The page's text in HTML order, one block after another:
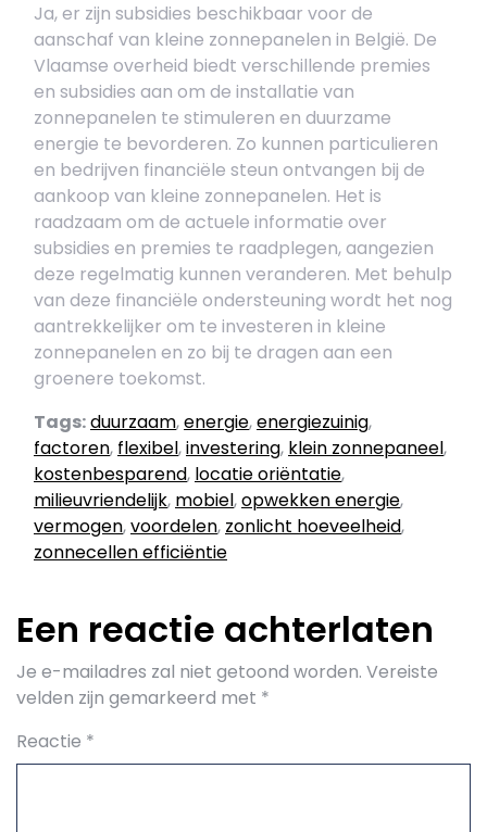
Ja, er zijn subsidies beschikbaar voor de
aanschaf van kleine zonnepanelen in België. De
Vlaamse overheid biedt verschillende premies
en subsidies aan om de installatie van
zonnepanelen te stimuleren en duurzame
energie te bevorderen. Zo kunnen particulieren
en bedrijven financiële steun ontvangen bij de
aankoop van kleine zonnepanelen. Het is
raadzaam om de actuele informatie over
subsidies en premies te raadplegen, aangezien
deze regelmatig kunnen veranderen. Met behulp
van deze financiële ondersteuning wordt het nog
aantrekkelijker om te investeren in kleine
zonnepanelen en zo bij te dragen aan een
groenere toekomst.
Tags:duurzaam,energie,energiezuinig,
factoren, flexibel,investering, klein zonnepaneel,
kostenbesparend, locatie oriëntatie,
milieuvriendelijk, mobiel,opwekken energie,
vermogen,voordelen, zonlicht hoeveelheid,
zonnecellen efficiëntie
Een reactie achterlaten
Je e-mailadres zal niet getoond worden. Vereiste
velden zijn gemarkeerd met *
Reactie *